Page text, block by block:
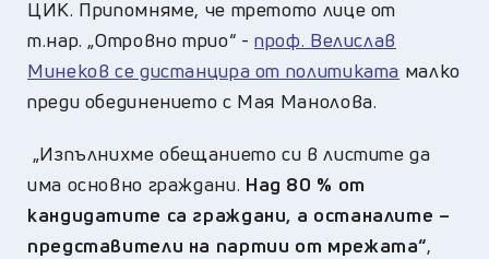
ЦИК. Припомняме, че третото лице от
т.нар. „Отровно трио“ -проф. Велислав
Минеков се дистанцира от политиката малко
преди обединението с Мая Манолова.
„Изпълнихме обещанието си в листите да
има основно граждани. Над 80 % от
кандидатите са граждани, а останалите –
представители на партии от мрежата“,